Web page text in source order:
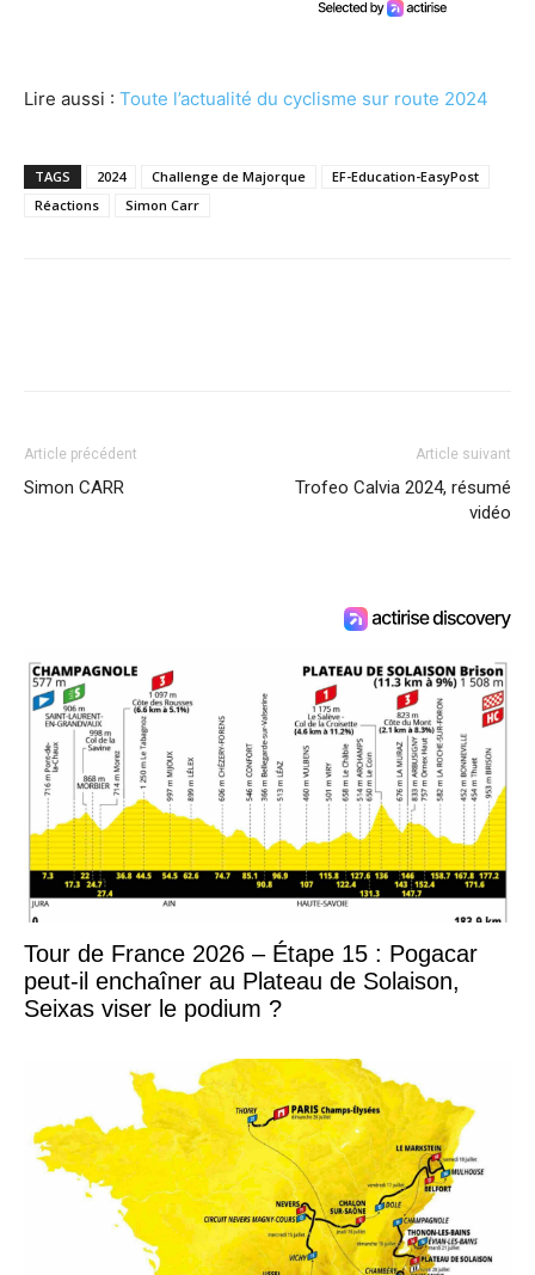
Lire aussi : Toute l’actualité du cyclisme sur route 2024
TAGS 2024 Challenge de Majorque
EF-Education-EasyPost
Réactions
Simon Carr
Article précédent
Simon CARR
Article suivant
Trofeo Calvia 2024, résumé
vidéo
Tour de France 2026 – Étape 15 : Pogacar
peut-il enchaîner au Plateau de Solaison,
Seixas viser le podium ?